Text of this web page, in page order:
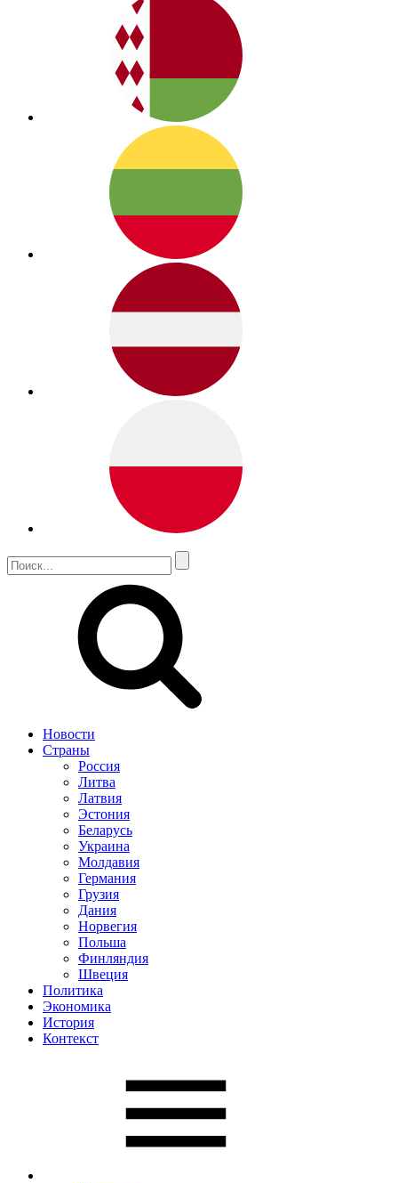
Новости
Страны
Россия
Литва
Латвия
Эстония
Беларусь
Украина
Молдавия
Германия
Грузия
Дания
Норвегия
Польша
Финляндия
Швеция
Политика
Экономика
История
Контекст